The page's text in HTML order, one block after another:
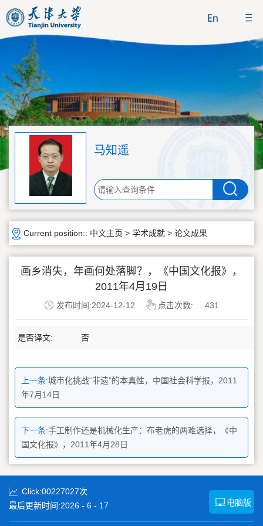
马知遥
Current position:: 中文主页 > 学术成就 > 论文成果
画乡消失，年画何处落脚？，《中国文化报》，
2011年4月19日
发布时间:2024-12-12 点击次数: 431
是否译文: 否
上一条:城市化挑战“非遗”的本真性，中国社会科学报，2011
年7月14日
下一条:手工制作还是机械化生产：布老虎的两难选择，《中
国文化报》，2011年4月28日
Click:00227027次
最后更新时间:2026 - 6 - 17 电脑版